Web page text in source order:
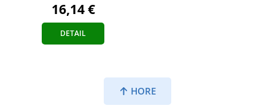
16,14 €
DETAIL
HORE